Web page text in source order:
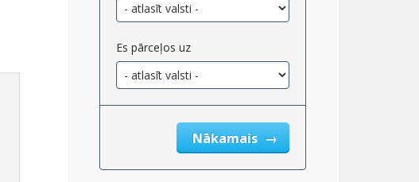
Es pārceļos uz
Nākamais